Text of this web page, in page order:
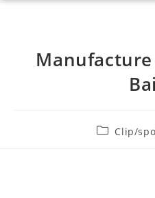
Clip/